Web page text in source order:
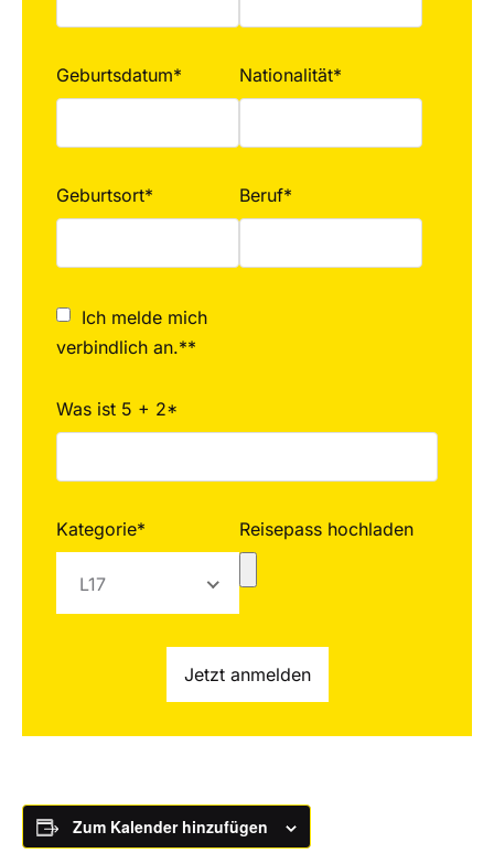
Geburtsdatum* Nationalität*
Geburtsort* Beruf*
Ich melde mich
verbindlich an.**
Was ist 5 + 2*
Kategorie*
L17
Reisepass hochladen
Zum Kalender hinzufügen